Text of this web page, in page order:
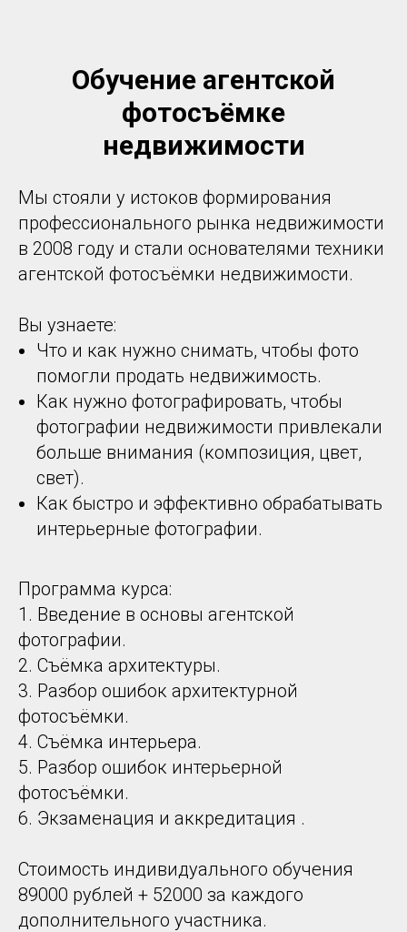
Обучение агентской
фотосъёмке
недвижимости
Мы стояли у истоков формирования
профессионального рынка недвижимости
в 2008 году и стали основателями техники
агентской фотосъёмки недвижимости.
Вы узнаете:
Что и как нужно снимать, чтобы фото
помогли продать недвижимость.
Как нужно фотографировать, чтобы
фотографии недвижимости привлекали
больше внимания (композиция, цвет,
свет).
Как быстро и эффективно обрабатывать
интерьерные фотографии.
Программа курса:
1. Введение в основы агентской
фотографии.
2. Съёмка архитектуры.
3. Разбор ошибок архитектурной
фотосъёмки.
4. Съёмка интерьера.
5. Разбор ошибок интерьерной
фотосъёмки.
6. Экзаменация и аккредитация .
Стоимость индивидуального обучения
89000 рублей + 52000 за каждого
дополнительного участника.